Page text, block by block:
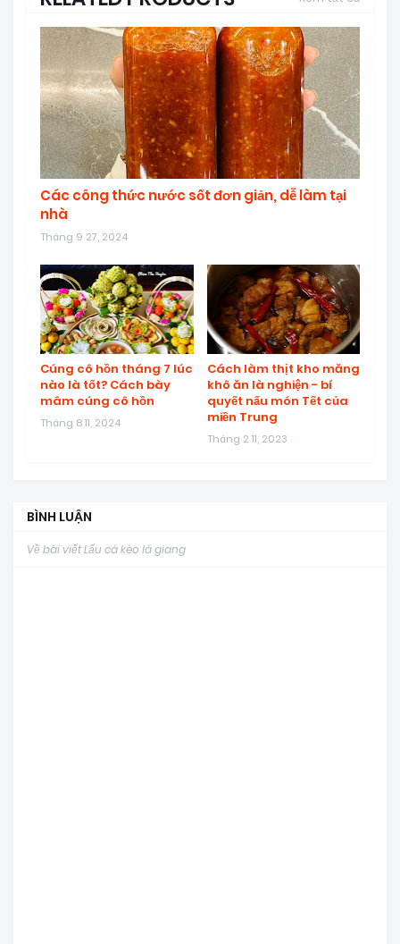
Các công thức nước sốt đơn giản, dễ làm tại
nhà
Tháng 9 27, 2024
Cúng cô hồn tháng 7 lúc
nào là tốt? Cách bày
mâm cúng cô hồn
Tháng 8 11, 2024
Cách làm thịt kho măng
khô ăn là nghiện - bí
quyết nấu món Tết của
miền Trung
Tháng 2 11, 2023
BÌNH LUẬN
Về bài viết Lẩu cá kèo lá giang